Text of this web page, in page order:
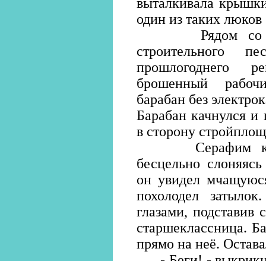
один из таких
Рядом со
строительного
прошлогоднего
брошенный
барабан без
Барабан качнулся и
в сторону
Серафим
бесцельно
он увидел
похолодел
глазами,
старшеклассница.
прямо на неё.